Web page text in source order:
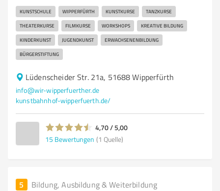
KUNSTSCHULE WIPPERFÜRTH KUNSTKURSE TANZKURSE
THEATERKURSE FILMKURSE WORKSHOPS KREATIVE BILDUNG
KINDERKUNST JUGENDKUNST ERWACHSENENBILDUNG
BÜRGERSTIFTUNG
Lüdenscheider Str. 21a, 51688 Wipperfürth
info@wir-wipperfuerther.de
kunstbahnhof-wipperfuerth.de/
4,70 / 5,00
15 Bewertungen (1 Quelle)
5 Bildung, Ausbildung & Weiterbildung